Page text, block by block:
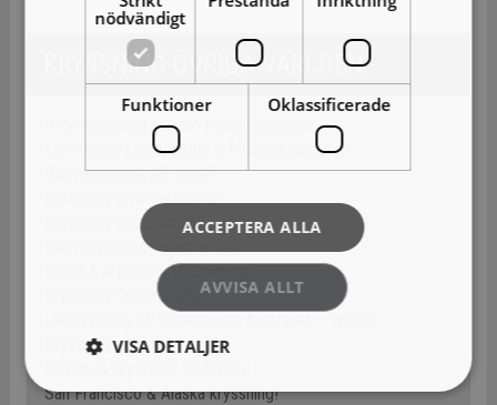
KRYSSNING ÖVRIGA VÄRLDEN
Drömkryssning genom Panamakanalen!
Las Vegas, Los Angeles & Mexicokryssning!
Drömkryssning till Island!
Kryssning Sydamerika!
Drömkryssning Sydamerika!
Island & kryssning till Grönland!
Kryssning Söderhavet!
Kryssning i Alaska!
San Francisco & Alaska kryssning!
nödvändigt
Funktioner Oklassificerade
ACCEPTERA ALLA
AVVISA ALLT
VISA DETALJER